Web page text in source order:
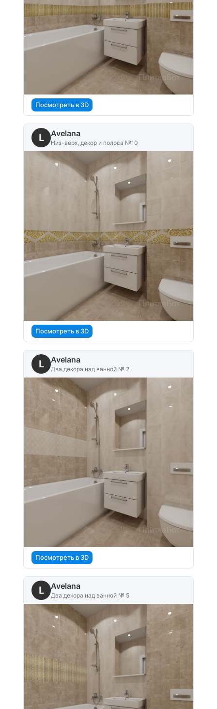
Посмотреть в 3D
L Avelana
Низ-верх, декор и полоса №10
Посмотреть в 3D
L Avelana
Два декора над ванной № 2
Посмотреть в 3D
L Avelana
Два декора над ванной № 5